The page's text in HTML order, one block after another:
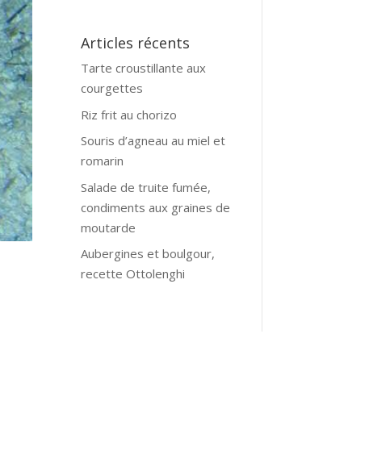
Articles récents
Tarte croustillante aux
courgettes
Riz frit au chorizo
Souris d’agneau au miel et
romarin
Salade de truite fumée,
condiments aux graines de
moutarde
Aubergines et boulgour,
recette Ottolenghi